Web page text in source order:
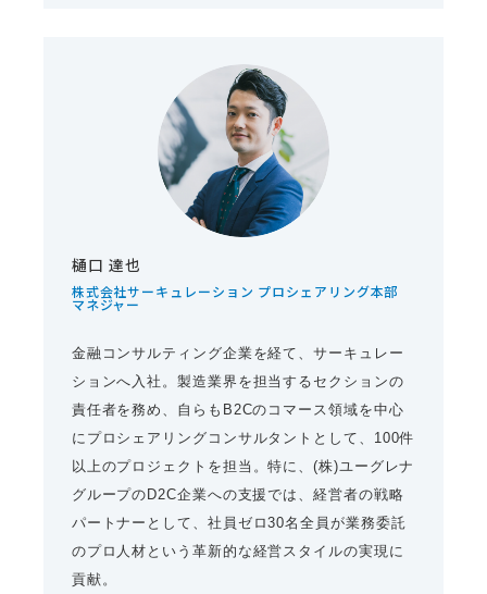
樋口 達也
株式会社サーキュレーション プロシェアリング本部
マネジャー
金融コンサルティング企業を経て、サーキュレー
ションへ入社。製造業界を担当するセクションの
責任者を務め、自らもB2Cのコマース領域を中心
にプロシェアリングコンサルタントとして、100件
以上のプロジェクトを担当。特に、(株)ユーグレナ
グループのD2C企業への支援では、経営者の戦略
パートナーとして、社員ゼロ30名全員が業務委託
のプロ人材という革新的な経営スタイルの実現に
貢献。